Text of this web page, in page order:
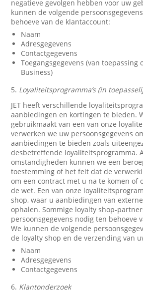
negatieve gevolgen hebben voor uw
kunnen de volgende
behoeve van de klantaccount:
Naam
Adresgegevens
Contactgegevens
Toegangsgegevens (van toepassing
Business)
5. Loyaliteitsprogramma’s (in
JET heeft verschillende
aanbiedingen en kortingen te bieden.
gebruikmaakt van een van onze
verwerken we uw persoonsgegevens
aanbiedingen te bieden zoals
desbetreffende loyaliteitsprogramma.
omstandigheden kunnen we een
toestemming of het feit dat de
om een contract met u na te komen of
de wet. Een van onze
shop, waar u aanbiedingen van
ophalen. Sommige loyalty shop-
persoonsgegevens nodig ten behoeve
We kunnen de volgende
de loyalty shop en de verzending van
Naam
Adresgegevens
Contactgegevens
6. Klantonderzoek